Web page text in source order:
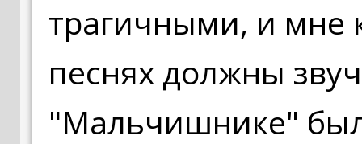
трагичными, и мне
песнях должны
"Мальчишнике"